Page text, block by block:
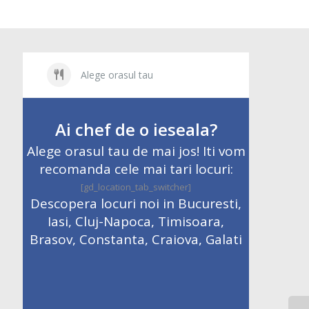
Alege orasul tau
Ai chef de o ieseala?
Alege orasul tau de mai jos! Iti vom
recomanda cele mai tari locuri:
[gd_location_tab_switcher]
Descopera locuri noi in Bucuresti,
Iasi, Cluj-Napoca, Timisoara,
Brasov, Constanta, Craiova, Galati